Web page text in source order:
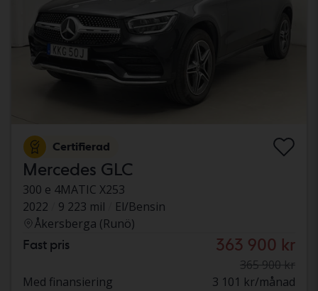
Certifierad
Mercedes GLC
300 e 4MATIC X253
2022
9 223 mil
El/Bensin
Åkersberga (Runö)
Fast pris 363 900 kr
365 900 kr
Med finansiering
3 101 kr/månad